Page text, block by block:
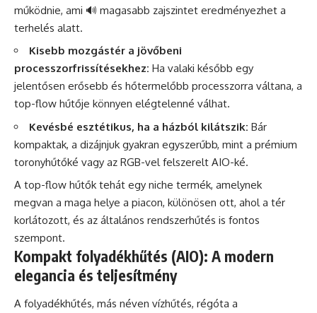
működnie, ami 🔊 magasabb zajszintet eredményezhet a
terhelés alatt.
Kisebb mozgástér a jövőbeni
processzorfrissítésekhez: Ha valaki később egy
jelentősen erősebb és hőtermelőbb processzorra váltana, a
top-flow hűtője könnyen elégtelenné válhat.
Kevésbé esztétikus, ha a házból kilátszik: Bár
kompaktak, a dizájnjuk gyakran egyszerűbb, mint a prémium
toronyhűtőké vagy az RGB-vel felszerelt AIO-ké.
A top-flow hűtők tehát egy niche termék, amelynek
megvan a maga helye a piacon, különösen ott, ahol a tér
korlátozott, és az általános rendszerhűtés is fontos
szempont.
Kompakt folyadékhűtés (AIO): A modern
elegancia és teljesítmény
A folyadékhűtés, más néven vízhűtés, régóta a